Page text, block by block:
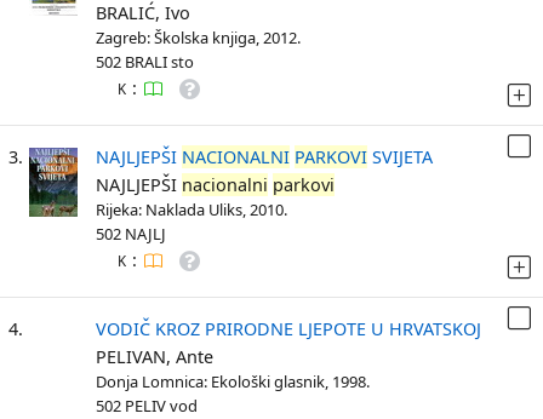
BRALIĆ, Ivo
Zagreb: Školska knjiga, 2012.
502 BRALI sto
K :
3. NAJLJEPŠI NACIONALNI PARKOVI SVIJETA
NAJLJEPŠI nacionalni parkovi
Rijeka: Naklada Uliks, 2010.
502 NAJLJ
K :
4.
VODIČ KROZ PRIRODNE LJEPOTE U HRVATSKOJ
PELIVAN, Ante
Donja Lomnica: Ekološki glasnik, 1998.
502 PELIV vod